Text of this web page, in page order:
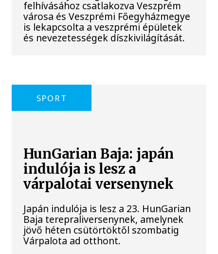
felhívásához csatlakozva Veszprém
városa és Veszprémi Főegyházmegye
is lekapcsolta a veszprémi épületek
és nevezetességek díszkivilágítását.
SPORT
HunGarian Baja: japán
indulója is lesz a
várpalotai versenynek
Japán indulója is lesz a 23. HunGarian
Baja terepraliversenynek, amelynek
jövő héten csütörtöktől szombatig
Várpalota ad otthont.